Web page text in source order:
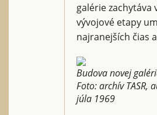
galérie zachytáva
vývojové etapy
najranejších čias
Budova novej
Foto: archív TASR,
júla 1969